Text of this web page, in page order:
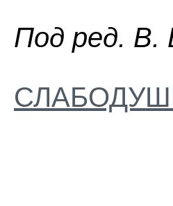
Пoд peд. B.